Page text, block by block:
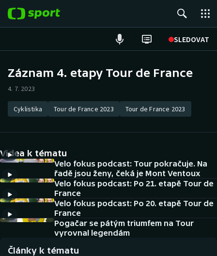
SLEDOVAT
Hokej
Tenis
Atletika
Cyklistika
DALŠÍ SPORTY
Americký fotbal
Baseball a softbal
Basketbal
NEPŘEHLÉDNĚTE
Soutěže
Historické návraty
Záznam 4. etapy Tour de France
4. 7. 2023
Cyklistika Tour de France 2023 Tour de France 2023
Videa k tématu
Velo fokus podcast: Tour pokračuje. Na
řadě jsou ženy, čeká je Mont Ventoux
Velo fokus podcast: Po 21. etapě Tour de
France
Velo fokus podcast: Po 20. etapě Tour de
France
Pogačar se pátým triumfem na Tour
vyrovnal legendám
Články k tématu